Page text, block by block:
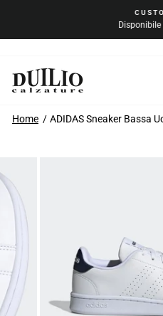
contenuto
Disponibile dal
Home ADIDAS Sneaker Bassa